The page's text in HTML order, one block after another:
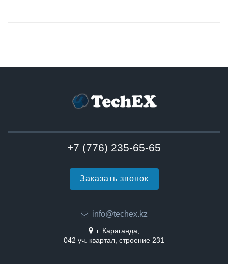
+7 (776) 235-65-65
Заказать звонок
info@techex.kz
г. Караганда,
042 уч. квартал, строение 231